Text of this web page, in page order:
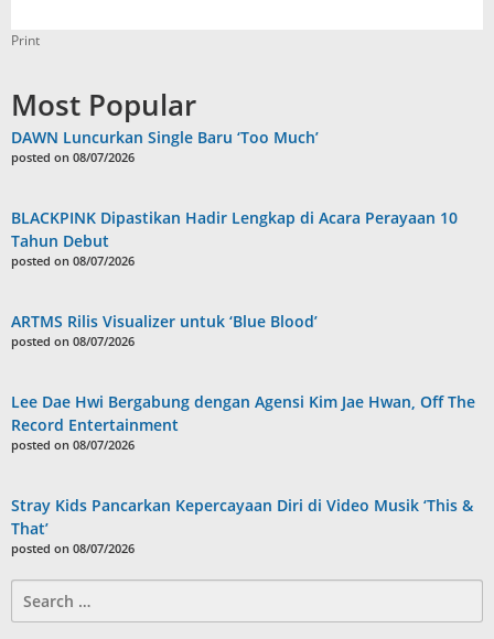
Print
Most Popular
DAWN Luncurkan Single Baru ‘Too Much’
posted on 08/07/2026
BLACKPINK Dipastikan Hadir Lengkap di Acara Perayaan 10
Tahun Debut
posted on 08/07/2026
ARTMS Rilis Visualizer untuk ‘Blue Blood’
posted on 08/07/2026
Lee Dae Hwi Bergabung dengan Agensi Kim Jae Hwan, Off The
Record Entertainment
posted on 08/07/2026
Stray Kids Pancarkan Kepercayaan Diri di Video Musik ‘This &
That’
posted on 08/07/2026
for: